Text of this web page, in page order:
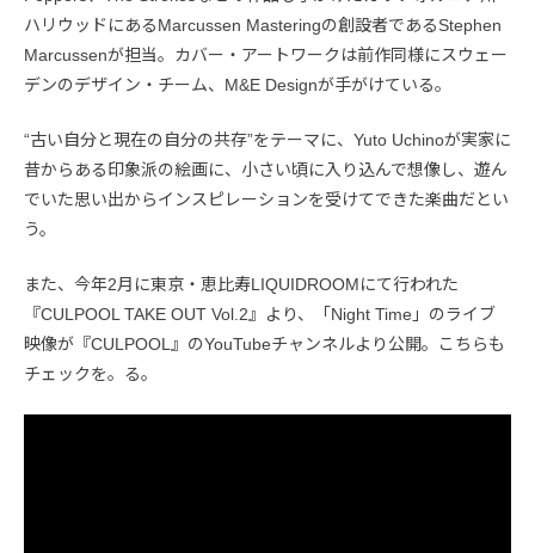
ハリウッドにあるMarcussen Masteringの創設者であるStephen
Marcussenが担当。カバー・アートワークは前作同様にスウェー
デンのデザイン・チーム、M&E Designが手がけている。
“古い自分と現在の自分の共存”をテーマに、Yuto Uchinoが実家に
昔からある印象派の絵画に、小さい頃に入り込んで想像し、遊ん
でいた思い出からインスピレーションを受けてできた楽曲だとい
う。
また、今年2月に東京・恵比寿LIQUIDROOMにて行われた
『CULPOOL TAKE OUT Vol.2』より、「Night Time」のライブ
映像が『CULPOOL』のYouTubeチャンネルより公開。こちらも
チェックを。る。